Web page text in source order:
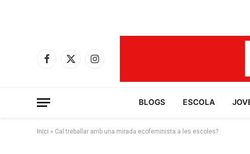
Facebook
X
Instagram
BLOGS ESCOLA
Inici » Cal treballar amb una mirada ecofeminista a les escoles?